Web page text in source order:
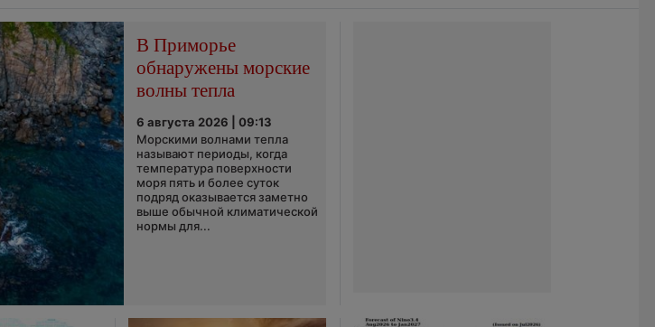
В Приморье
обнаружены морские
волны тепла
6 августа 2026 | 09:13
Морскими волнами тепла
называют периоды, когда
температура поверхности
моря пять и более суток
подряд оказывается заметно
выше обычной климатической
нормы для...